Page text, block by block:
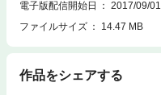
電子版配信開始日
2017/09/01
ファイルサイズ
14.47 MB
作品をシェアする